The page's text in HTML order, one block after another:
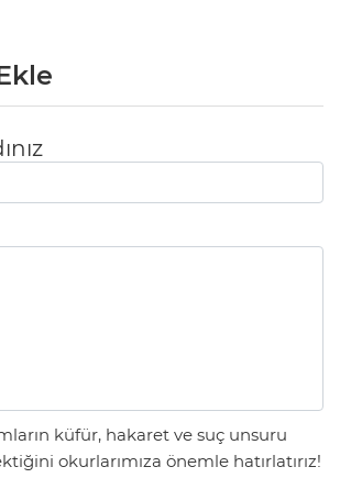
küfür, hakaret ve suç unsuru
okurlarımıza önemle hatırlatırız!